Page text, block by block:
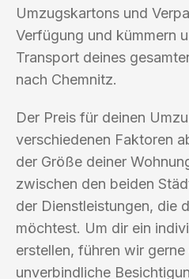
Umzugskartons und
Verfügung und kümmern
Transport deines
nach Chemnitz.
Der Preis für deinen
verschiedenen Faktoren
der Größe deiner
zwischen den beiden
der Dienstleistungen, die
möchtest. Um dir ein
erstellen, führen wir
unverbindliche